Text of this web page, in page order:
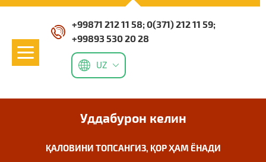
+99871 212 11 58 0(371) 212 11 59
+99893 530 20 28
UZ
Уддабурон келин
ҚАЛОВИНИ ТОПСАНГИЗ, ҚОР ҲАМ ЁНАДИ